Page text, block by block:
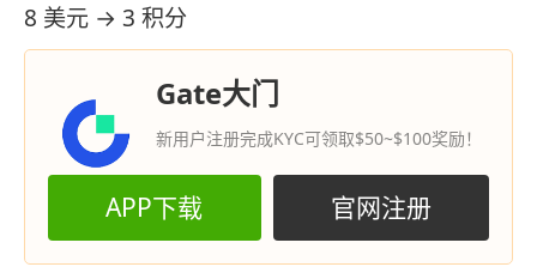
8 美元 → 3 积分
Gate大门
新用户注册完成KYC可领取$50~$100奖励！
APP下载 官网注册